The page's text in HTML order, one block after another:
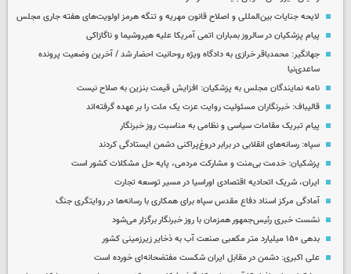
لایحه جنایات بین‌المللی و اصلاح قانون مهریه و تنگه هرمز اولویت‌های هفته جاری مجلس
پیام پزشکیان در سالروز بمباران اتمی آمریکا علیه هیروشیما و ناگازاکی
جهانگیر: محمدباقر خرازی به دادگاه ویژه روحانیت احضار شد / آخرین وضعیت پرونده
ساعدی‌نیا
نامه نمایندگان مجلس به پزشکیان: افزایش قیمت بنزین به صلاح نیست
قالیباف: خبرنگاران مسئولیت روایت عزت یک ملت را بر عهده گرفته‌اند
پیام تبریک مقامات سیاسی و نظامی به مناسبت روز خبرنگار
سپاه: رسانه‌های انقلابی در برابر دروغ‌پراکنی دشمن ایستادگی کردند
پزشکیان: خدمت بی‌منت و مشارکت مردمی، پایه حل مشکلات کشور است
ایران، شریک اتحادیه اقتصادی اوراسیا در مسیر توسعه تجارت
آمادگی مرکز اسناد دفاع مقدس سپاه برای همکاری با رسانه‌ها در روایتگری جنگ
نشست خبری رئیس‌جمهور همزمان با روز خبرنگار برگزار می‌شود
بدهی ۱۵۰ میلیارد متر مکعبی صنعت آب به ذخایر زیرزمینی کشور
علی اکبری: دشمن در مقابل ایران شکست مفتضحانه‌ای خورده است